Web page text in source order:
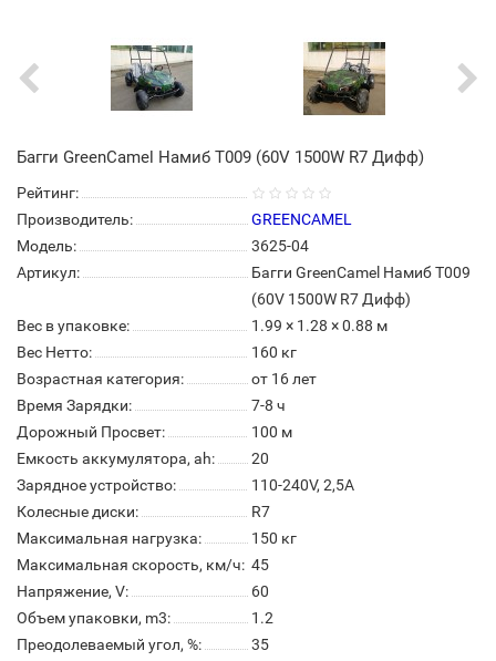
Багги GreenCamel Намиб T009 (60V 1500W R7 Дифф)
Рейтинг:
Производитель:
GREENCAMEL
Модель:
3625-04
Артикул:
Багги GreenCamel Намиб T009
(60V 1500W R7 Дифф)
Вес в упаковке:
1.99 × 1.28 × 0.88 м
Вес Нетто:
160 кг
Возрастная категория:
от 16 лет
Время Зарядки:
7-8 ч
Дорожный Просвет:
100 м
Емкость аккумулятора, ah:
20
Зарядное устройство:
110-240V, 2,5A
Колесные диски:
R7
Максимальная нагрузка:
150 кг
Максимальная скорость, км/ч: 45
Напряжение, V:
60
Объем упаковки, m3:
1.2
Преодолеваемый угол, %:
35